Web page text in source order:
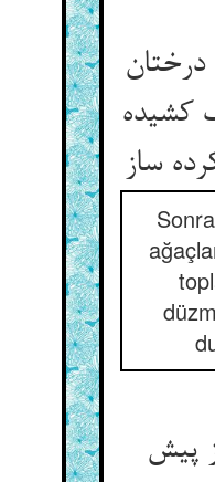
درختان
کشیده
ساز
پیش